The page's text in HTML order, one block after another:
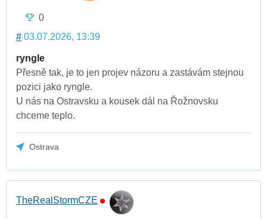
0
# 03.07.2026, 13:39
ryngle
Přesně tak, je to jen projev názoru a zastávám stejnou
pozici jako ryngle.
U nás na Ostravsku a kousek dál na Řožnovsku
chceme teplo.
Ostrava
TheRealStormCZE